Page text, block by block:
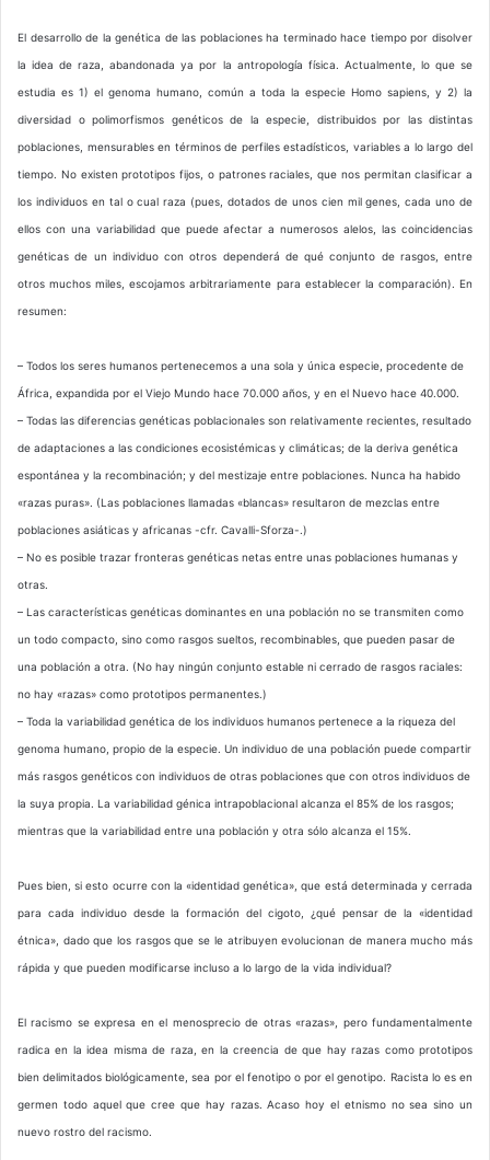
El desarrollo de la genética de las poblaciones ha terminado hace tiempo por disolver
la idea de raza, abandonada ya por la antropología física. Actualmente, lo que se
estudia es 1) el genoma humano, común a toda la especie Homo sapiens, y 2) la
diversidad o polimorfismos genéticos de la especie, distribuidos por las distintas
poblaciones, mensurables en términos de perfiles estadísticos, variables a lo largo del
tiempo. No existen prototipos fijos, o patrones raciales, que nos permitan clasificar a
los individuos en tal o cual raza (pues, dotados de unos cien mil genes, cada uno de
ellos con una variabilidad que puede afectar a numerosos alelos, las coincidencias
genéticas de un individuo con otros dependerá de qué conjunto de rasgos, entre
otros muchos miles, escojamos arbitrariamente para establecer la comparación). En
resumen:
– Todos los seres humanos pertenecemos a una sola y única especie, procedente de
África, expandida por el Viejo Mundo hace 70.000 años, y en el Nuevo hace 40.000.
– Todas las diferencias genéticas poblacionales son relativamente recientes, resultado
de adaptaciones a las condiciones ecosistémicas y climáticas; de la deriva genética
espontánea y la recombinación; y del mestizaje entre poblaciones. Nunca ha habido
«razas puras». (Las poblaciones llamadas «blancas» resultaron de mezclas entre
poblaciones asiáticas y africanas -cfr. Cavalli-Sforza-.)
– No es posible trazar fronteras genéticas netas entre unas poblaciones humanas y
otras.
– Las características genéticas dominantes en una población no se transmiten como
un todo compacto, sino como rasgos sueltos, recombinables, que pueden pasar de
una población a otra. (No hay ningún conjunto estable ni cerrado de rasgos raciales:
no hay «razas» como prototipos permanentes.)
– Toda la variabilidad genética de los individuos humanos pertenece a la riqueza del
genoma humano, propio de la especie. Un individuo de una población puede compartir
más rasgos genéticos con individuos de otras poblaciones que con otros individuos de
la suya propia. La variabilidad génica intrapoblacional alcanza el 85% de los rasgos;
mientras que la variabilidad entre una población y otra sólo alcanza el 15%.
Pues bien, si esto ocurre con la «identidad genética», que está determinada y cerrada
para cada individuo desde la formación del cigoto, ¿qué pensar de la «identidad
étnica», dado que los rasgos que se le atribuyen evolucionan de manera mucho más
rápida y que pueden modificarse incluso a lo largo de la vida individual?
El racismo se expresa en el menosprecio de otras «razas», pero fundamentalmente
radica en la idea misma de raza, en la creencia de que hay razas como prototipos
bien delimitados biológicamente, sea por el fenotipo o por el genotipo. Racista lo es en
germen todo aquel que cree que hay razas. Acaso hoy el etnismo no sea sino un
nuevo rostro del racismo.